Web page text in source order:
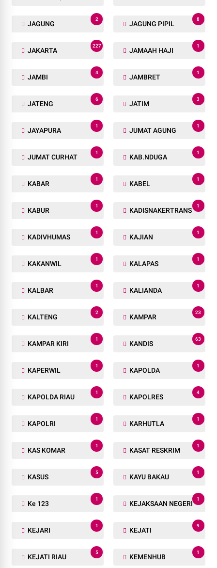
JAGUNG
2
JAGUNG PIPIL
8
JAKARTA
227
JAMAAH HAJI
1
JAMBI
4
JAMBRET
1
JATENG
6
JATIM
3
JAYAPURA
1
JUMAT AGUNG
1
JUMAT CURHAT
1
KAB.NDUGA
1
KABAR
1
KABEL
1
KABUR
1
KADISNAKERTRANS
1
KADIVHUMAS
1
KAJIAN
1
KAKANWIL
1
KALAPAS
1
KALBAR
1
KALIANDA
1
KALTENG
2
KAMPAR
23
KAMPAR KIRI
1
KANDIS
63
KAPERWIL
1
KAPOLDA
1
KAPOLDA RIAU
1
KAPOLRES
4
KAPOLRI
1
KARHUTLA
1
KAS KOMAR
1
KASAT RESKRIM
1
KASUS
5
KAYU BAKAU
1
Ke 123
1
KEJAKSAAN NEGERI
1
KEJARI
1
KEJATI
9
KEJATI RIAU
5
KEMENHUB
1